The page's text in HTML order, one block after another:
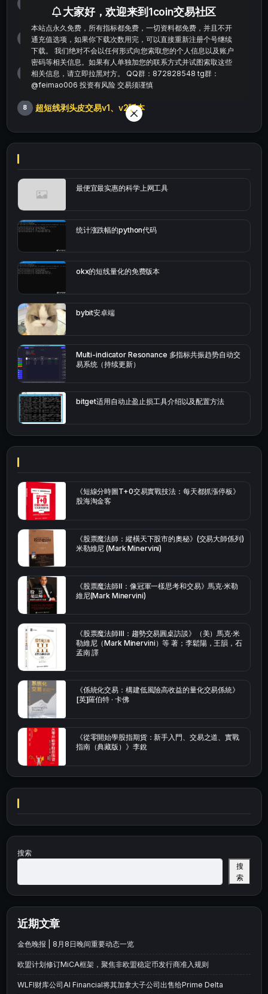
【视频教程】熊猫玩币K线后的秘密（全集）
汉化修正版smc智能资金订单指标
8 超短线剥头皮交易v1、v2版本
最便宜最实惠的科学上网工具
统计涨跌幅的python代码
okx的短线量化的免费版本
bybit安卓端
Multi-indicator Resonance 多指标共振趋势自动交
易系统（持续更新）
bitget适用自动止盈止损工具介绍以及配置方法
《短線分時圖T+0交易實戰技法：每天都抓漲停板》
股海淘金客
《股票魔法師：縱橫天下股市的奧秘》(交易大師係列)
米勒維尼 (Mark Minervini)
《股票魔法師Ⅱ：像冠軍一樣思考和交易》馬克·米勒
維尼(Mark Minervini)
《股票魔法師Ⅲ：趨勢交易圓桌訪談》（美）馬克·米
勒維尼（Mark Minervini）等 著；李鬆陽，王韻，石
孟南 譯
《係統化交易：構建低風險高收益的量化交易係統》
[英]羅伯特 · 卡佛
《從零開始學股指期貨：新手入門、交易之道、實戰
指南（典藏版）》李銳
搜索
搜
索
近期文章
金色晚报 | 8月8日晚间重要动态一览
欧盟计划修订MiCA框架，聚焦非欧盟稳定币发行商准入规则
WLFI财库公司AI Financial将其加拿大子公司出售给Prime Delta
大家好，欢迎来到1coin交易社区
本站点永久免费，所有指标都免费，一切资料都免费，并且不开
通充值选项，如果你下载次数用完，可以直接重新注册个号继续
下载。 我们绝对不会以任何形式向您索取您的个人信息以及账户
密码等相关信息。如果有人单独加您的联系方式并试图索取这些
相关信息，请立即拉黑对方。 QQ群：872828548 tg群：
@feimao006 投资有风险 交易须谨慎